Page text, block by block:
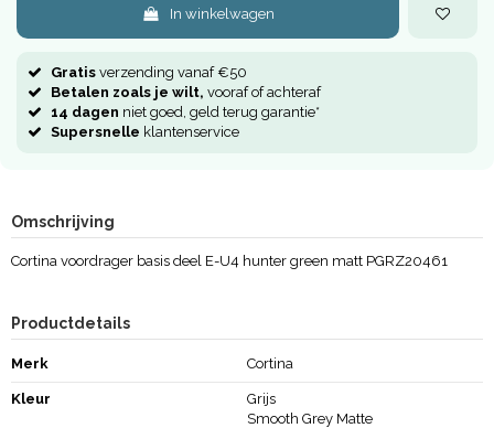
In winkelwagen
Gratis verzending vanaf €50
Betalen zoals je wilt, vooraf of achteraf
14 dagen niet goed, geld terug garantie*
Supersnelle klantenservice
Omschrijving
Cortina voordrager basis deel E-U4 hunter green matt PGRZ20461
Productdetails
Merk Cortina
Kleur
Grijs
Smooth Grey Matte